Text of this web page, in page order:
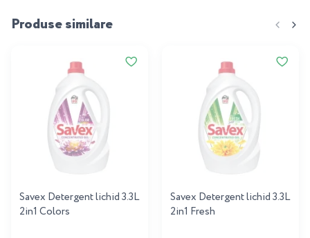
Produse similare
Savex Detergent lichid 3.3L
2in1 Colors
Savex Detergent lichid 3.3L
2in1 Fresh